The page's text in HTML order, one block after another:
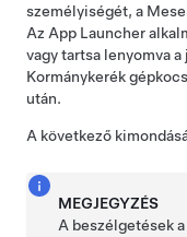
személyiségét, a
Az App Launcher
vagy tartsa lenyomva
Kormánykerék
után.
A következő
MEGJEGYZÉS
A beszélgetések